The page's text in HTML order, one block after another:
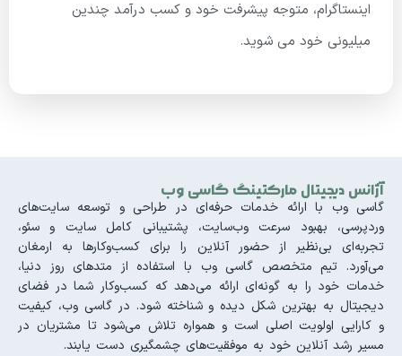
اینستاگرام، متوجه پیشرفت خود و کسب درآمد چندین
میلیونی خود می شوید.
آژانس دیجیتال مارکتینگ گاسی وب
گاسی وب با ارائه خدمات حرفه‌ای در طراحی و توسعه سایت‌های
وردپرسی، بهبود سرعت وب‌سایت، پشتیبانی کامل سایت و سئو،
تجربه‌ای بی‌نظیر از حضور آنلاین را برای کسب‌وکارها به ارمغان
می‌آورد. تیم متخصص گاسی وب با استفاده از متدهای روز دنیا،
خدمات خود را به گونه‌ای ارائه می‌دهد که کسب‌وکار شما در فضای
دیجیتال به بهترین شکل دیده و شناخته شود. در گاسی وب، کیفیت
و کارایی اولویت اصلی است و همواره تلاش می‌شود تا مشتریان در
مسیر رشد آنلاین خود به موفقیت‌های چشمگیری دست یابند.